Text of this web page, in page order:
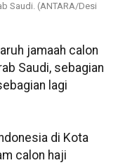
Saudi. (ANTARA/Desi
jamaah calon
Saudi, sebagian
lagi
di Kota
calon haji